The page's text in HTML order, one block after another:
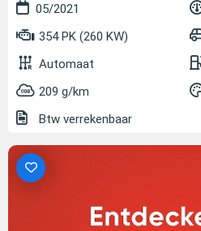
05/2021
354 PK (260 KW)
Automaat
209 g/km
Btw verrekenbaar